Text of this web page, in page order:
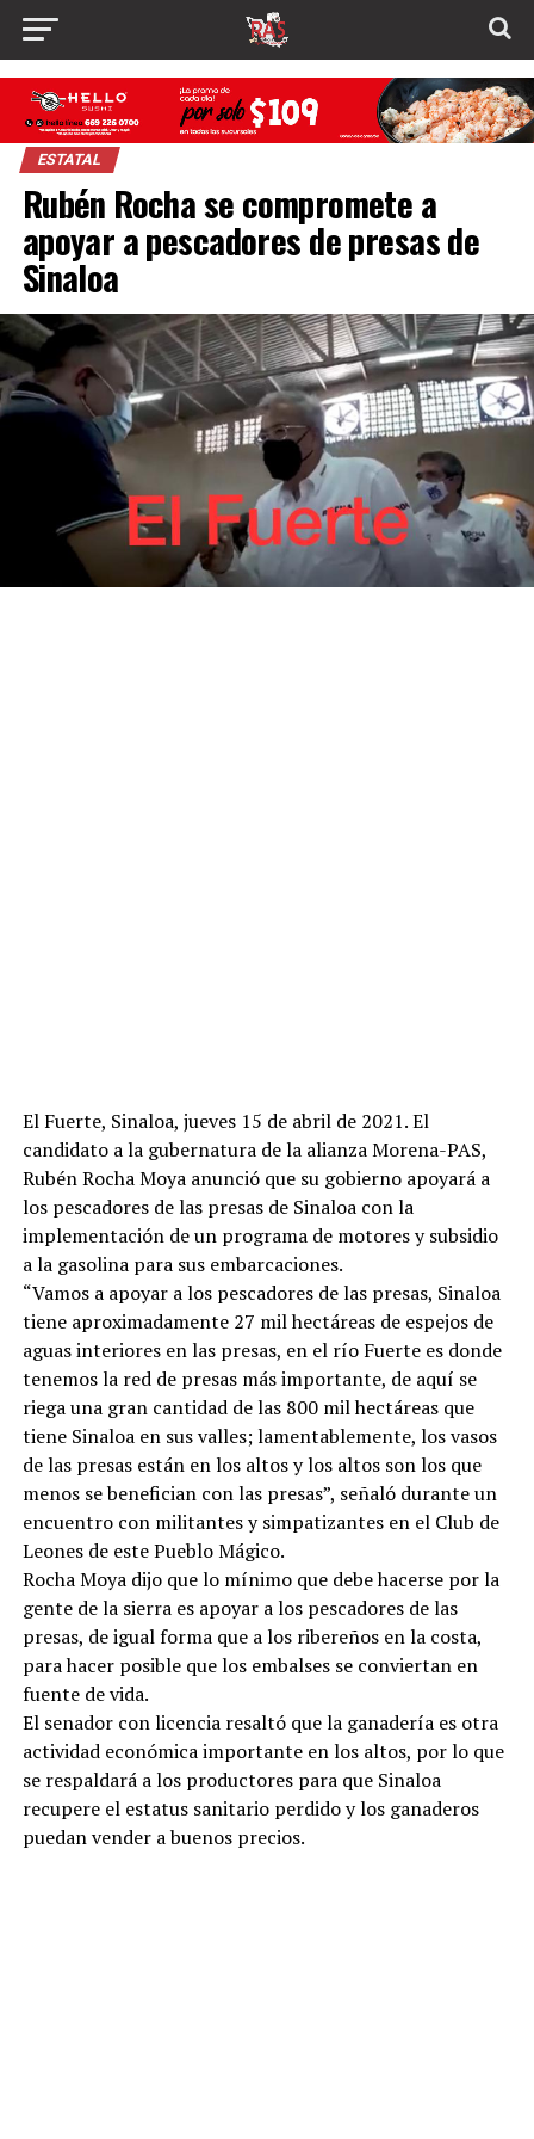
ESTATAL
Rubén Rocha se compromete a
apoyar a pescadores de presas de
Sinaloa
El Fuerte, Sinaloa, jueves 15 de abril de 2021. El
candidato a la gubernatura de la alianza Morena-PAS,
Rubén Rocha Moya anunció que su gobierno apoyará a
los pescadores de las presas de Sinaloa con la
implementación de un programa de motores y subsidio
a la gasolina para sus embarcaciones.
“Vamos a apoyar a los pescadores de las presas, Sinaloa
tiene aproximadamente 27 mil hectáreas de espejos de
aguas interiores en las presas, en el río Fuerte es donde
tenemos la red de presas más importante, de aquí se
riega una gran cantidad de las 800 mil hectáreas que
tiene Sinaloa en sus valles; lamentablemente, los vasos
de las presas están en los altos y los altos son los que
menos se benefician con las presas”, señaló durante un
encuentro con militantes y simpatizantes en el Club de
Leones de este Pueblo Mágico.
Rocha Moya dijo que lo mínimo que debe hacerse por la
gente de la sierra es apoyar a los pescadores de las
presas, de igual forma que a los ribereños en la costa,
para hacer posible que los embalses se conviertan en
fuente de vida.
El senador con licencia resaltó que la ganadería es otra
actividad económica importante en los altos, por lo que
se respaldará a los productores para que Sinaloa
recupere el estatus sanitario perdido y los ganaderos
puedan vender a buenos precios.